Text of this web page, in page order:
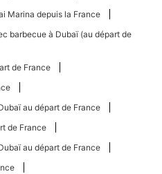
Marina depuis la France
barbecue à Dubaï (au départ de
de France
au départ de France
de France
au départ de France